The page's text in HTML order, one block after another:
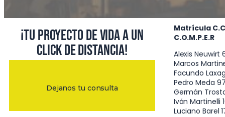
¡Tu proyecto de vida a un
click de distancia!
Dejanos tu consulta
Matrícula
C.O.M.P.E.R
Alexis Neuwirt
Marcos
Facundo
Pedro Meda
Germán
Iván Martinelli
Luciano Barel